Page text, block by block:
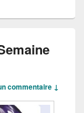
commentaire ↓